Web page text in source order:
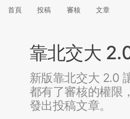
首頁 投稿 審核 文章
靠北交大
新版靠北交大 2.0
都有了審核的權限
發出投稿文章。